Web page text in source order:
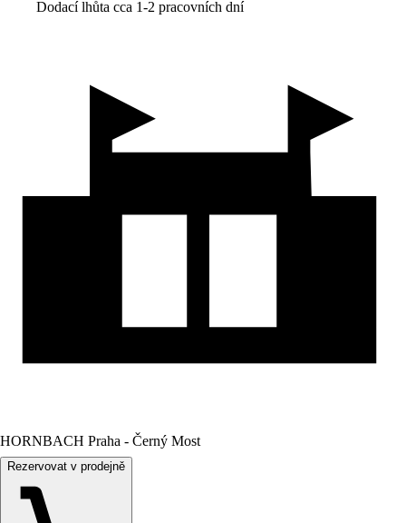
Dodací lhůta cca 1-2 pracovních dní
HORNBACH Praha - Černý Most
Rezervovat v prodejně